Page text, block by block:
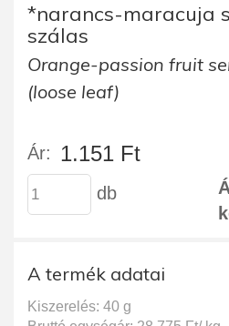
*narancs-maracuja
szálas
Orange-passion fruit
(loose leaf)
Ár: 1.151 Ft
db
A termék adatai
Kiszerelés: 40 g